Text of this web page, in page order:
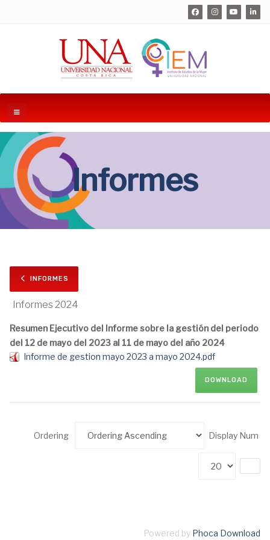
Informes
INFORMES
Informes 2024
Resumen Ejecutivo del Informe sobre la gestión del periodo
del 12 de mayo del 2023 al 11 de mayo del año 2024
Informe de gestion mayo 2023 a mayo 2024.pdf
DOWNLOAD
Ordering Display Num
Powered by Phoca Download